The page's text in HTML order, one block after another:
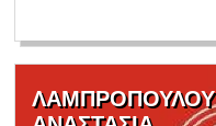
ΛΑΜΠΡΟΠΟΥΛΟΥ